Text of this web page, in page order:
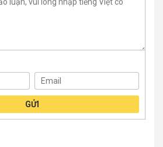
GỬI